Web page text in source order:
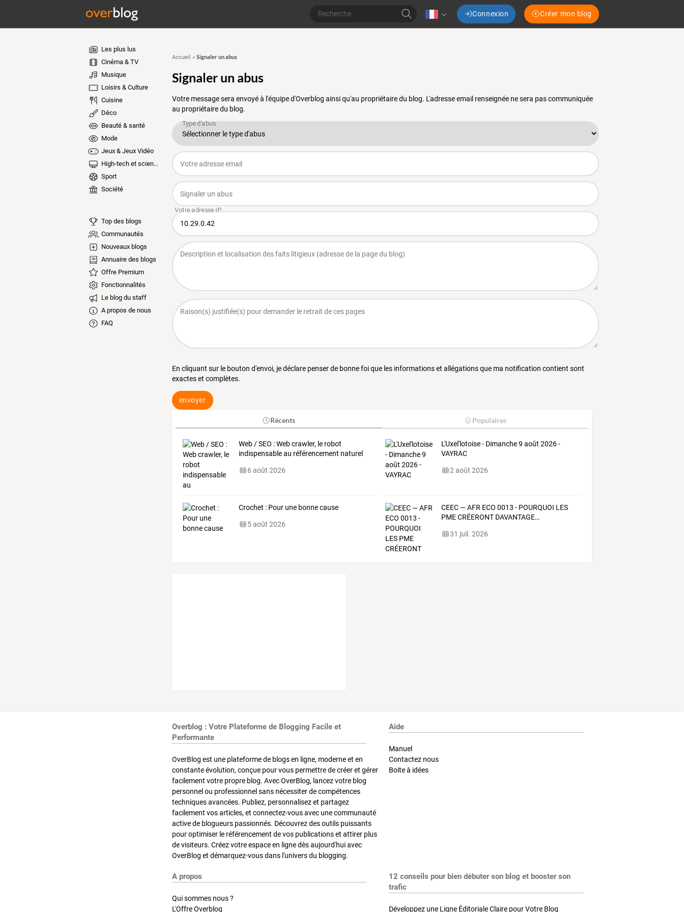
Connexion Créer mon blog
Les plus lus
Cinéma & TV
Musique
Loisirs & Culture
Cuisine
Déco
Beauté & santé
Mode
Jeux & Jeux Vidéo
High-tech et sciences
Sport
Société
Top des blogs
Communautés
Nouveaux blogs
Annuaire des blogs
Offre Premium
Fonctionnalités
Le blog du staff
A propos de nous
FAQ
Accueil » Signaler un abus
Signaler un abus
Votre message sera envoyé à l'équipe d'Overblog ainsi qu'au propriétaire du blog. L'adresse email renseignée ne sera pas communiquée
au propriétaire du blog.
En cliquant sur le bouton d'envoi, je déclare penser de bonne foi que les informations et allégations que ma notification contient sont
exactes et complètes.
envoyer
Récents Populaires
Web / SEO : Web crawler, le robot
indispensable au référencement naturel
6 août 2026
L'Uxel'lotoise - Dimanche 9 août 2026 -
VAYRAC
2 août 2026
Crochet : Pour une bonne cause
5 août 2026
CEEC —AFR ECO 0013 - POURQUOI LES
PMECRÉERONT DAVANTAGE…
31 juil. 2026
Overblog : Votre Plateforme de Blogging Facile et
Performante
OverBlog est une plateforme de blogs en ligne, moderne et en
constante évolution, conçue pour vous permettre de créer et gérer
facilement votre propre blog. Avec OverBlog, lancez votre blog
personnel ou professionnel sans nécessiter de compétences
techniques avancées. Publiez, personnalisez et partagez
facilement vos articles, et connectez-vous avec une communauté
active de blogueurs passionnés. Découvrez des outils puissants
pour optimiser le référencement de vos publications et attirer plus
de visiteurs. Créez votre espace en ligne dès aujourd'hui avec
OverBlog et démarquez-vous dans l'univers du blogging.
Aide
Manuel
Contactez nous
Boite à idées
A propos
Qui sommes nous ?
L'Offre Overblog
12 conseils pour bien débuter son blog et booster son
trafic
Développez une Ligne Éditoriale Claire pour Votre Blog